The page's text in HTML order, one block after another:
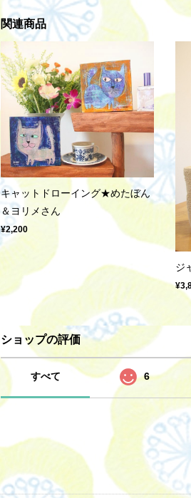
関連商品
キャットドローイング★めたぼん
＆ヨリメさん
¥2,200
ジ
ショップの評価
すべて 6